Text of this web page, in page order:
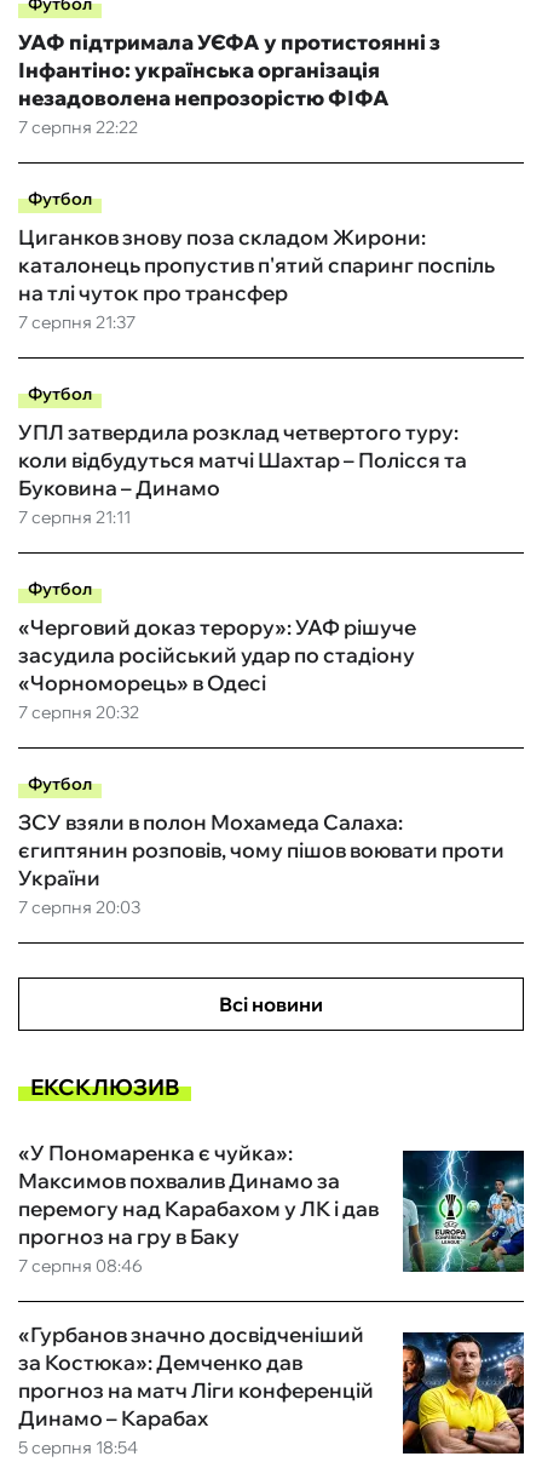
7 серпня 22:22
УАФ підтримала УЄФА у протистоянні з
Інфантіно: українська організація
незадоволена непрозорістю ФІФА
Футбол
7 серпня 21:37
Циганков знову поза складом Жирони:
каталонець пропустив п'ятий спаринг поспіль
на тлі чуток про трансфер
Футбол
7 серпня 21:11
УПЛ затвердила розклад четвертого туру:
коли відбудуться матчі Шахтар – Полісся та
Буковина – Динамо
Футбол
7 серпня 20:32
«Черговий доказ терору»: УАФ рішуче
засудила російський удар по стадіону
«Чорноморець» в Одесі
Футбол
7 серпня 20:03
ЗСУ взяли в полон Мохамеда Салаха:
єгиптянин розповів, чому пішов воювати проти
України
Всі новини
ЕКСКЛЮЗИВ
7 серпня 08:46
«У Пономаренка є чуйка»:
Максимов похвалив Динамо за
перемогу над Карабахом у ЛК і дав
прогноз на гру в Баку
5 серпня 18:54
«Гурбанов значно досвідченіший
за Костюка»: Демченко дав
прогноз на матч Ліги конференцій
Динамо – Карабах